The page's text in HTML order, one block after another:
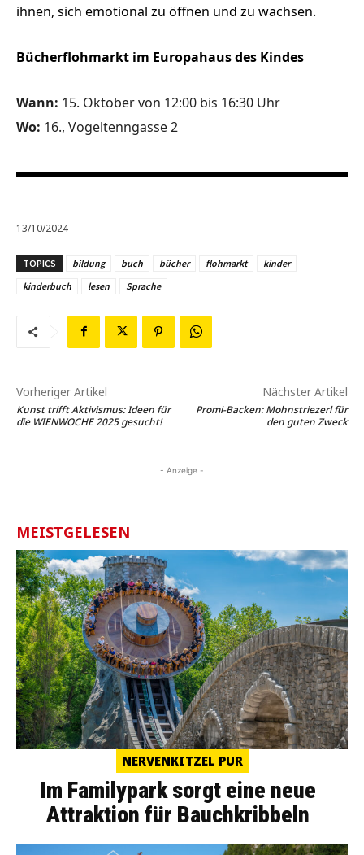
ihnen, sich emotional zu öffnen und zu wachsen.
Bücherflohmarkt im Europahaus des Kindes
Wann: 15. Oktober von 12:00 bis 16:30 Uhr
Wo: 16., Vogeltenngasse 2
13/10/2024
TOPICS bildung buch bücher flohmarkt
kinder
kinderbuch
lesen Sprache
Vorheriger Artikel
Kunst trifft Aktivismus: Ideen für
die WIENWOCHE 2025 gesucht!
Nächster Artikel
Promi-Backen: Mohnstriezerl für
den guten Zweck
- Anzeige -
MEISTGELESEN
NERVENKITZEL PUR
Im Familypark sorgt eine neue
Attraktion für Bauchkribbeln